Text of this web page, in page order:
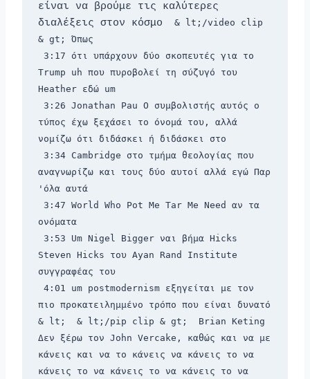
είναι να βρούμε τις καλύτερες
διαλέξεις στον κόσμο
& lt;/video clip
& gt; Όπως
Trump uh που πυροβολεί τη σύζυγό του
Heather εδώ um
τύπος έχω ξεχάσει το όνομά του, αλλά
νομίζω ότι διδάσκει ή διδάσκει στο
αναγνωρίζω και τους δύο αυτοί αλλά εγώ Παρ
'όλα αυτά
ονόματα
Steven Hicks του Ayan Rand Institute
συγγραφέας του
& lt;
& lt;/pip clip & gt;
Brian Keting
Δεν ξέρω τον John Vercake, καθώς και να με
κάνεις και να το κάνεις να κάνεις το να
κάνεις το να κάνεις το να κάνεις το να